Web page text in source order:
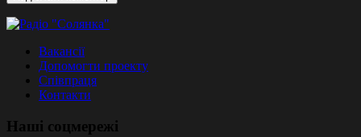
Вакансії
Допомогти проекту
Співпраця
Контакти
Наші соцмережі